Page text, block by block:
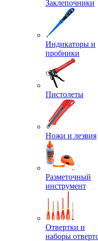
Заклепочники
Индикаторы и
пробники
Пистолеты
Ножи и лезвия
Разметочный
инструмент
Отвертки и
наборы